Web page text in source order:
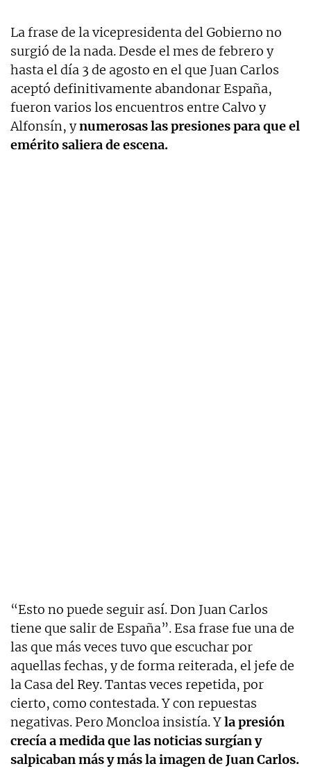
La frase de la vicepresidenta del Gobierno no
surgió de la nada. Desde el mes de febrero y
hasta el día 3 de agosto en el que Juan Carlos
aceptó definitivamente abandonar España,
fueron varios los encuentros entre Calvo y
Alfonsín, ynumerosas las presiones para que el
emérito saliera de escena.
“Esto no puede seguir así. Don Juan Carlos
tiene que salir de España”. Esa frase fue una de
las que más veces tuvo que escuchar por
aquellas fechas, y de forma reiterada, el jefe de
la Casa del Rey. Tantas veces repetida, por
cierto, como contestada. Y con repuestas
negativas. Pero Moncloa insistía. Yla presión
crecía a medida que las noticias surgían y
salpicaban más y más la imagen de Juan Carlos.